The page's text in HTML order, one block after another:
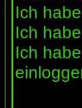
Ich
Ich
Ich